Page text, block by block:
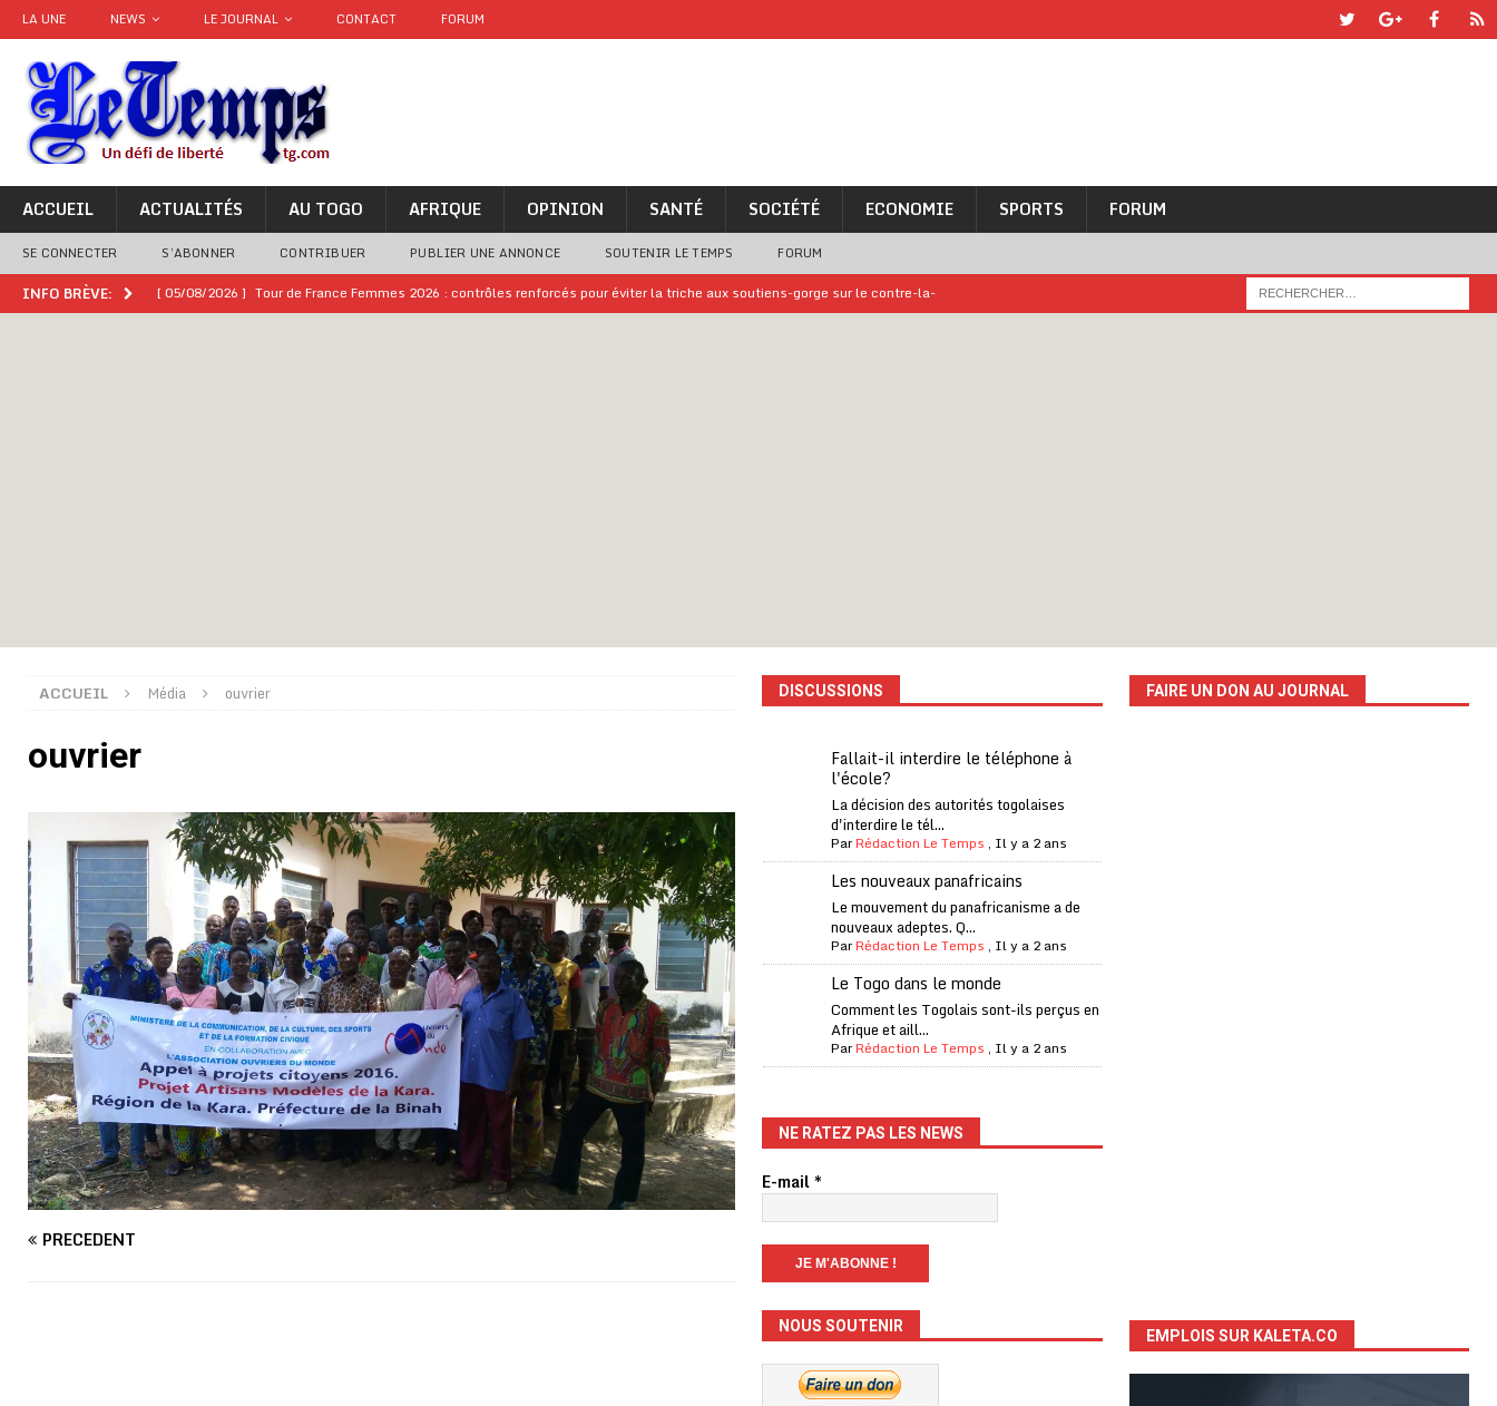
LA UNE NEWS LE JOURNAL CONTACT FORUM
ACCUEIL ACTUALITÉS AU TOGO AFRIQUE OPINION SANTÉ SOCIÉTÉ ECONOMIE SPORTS FORUM
SE CONNECTER S’ABONNER CONTRIBUER PUBLIER UNE ANNONCE SOUTENIR LE TEMPS FORUM
INFO BRÈVE: [ 05/08/2026 ] Tour de France Femmes 2026 : contrôles renforcés pour éviter la triche aux soutiens-gorge sur le contre-la-
Franco Baresi, légendaire défenseur de l’Italie et de l’AC Milan, est mort à 66 ans
A LA UNE
[ 31/07/2026 ] Projet d’investisseurs à la Fifa: l’UEFA menace à «l’unanimité» d’un boycott des Coupes du monde
BUSINESS
[ 30/07/2026 ]
Mali : au moins 19 soldats exécutés, Amnesty International exige une enquête
A LA UNE
[ 05/08/2026 ] Hervé Renard devient sélectionneur des Eléphants de Côte d’Ivoire A LA UNE
ACCUEIL Média ouvrier
ouvrier
PRÉCÉDENT
DISCUSSIONS
Fallait-il interdire le téléphone à
l'école?
La décision des autorités togolaises
d'interdire le tél...
ParRédaction Le Temps , Il y a 2 ans
Les nouveaux panafricains
Le mouvement du panafricanisme a de
nouveaux adeptes. Q...
ParRédaction Le Temps , Il y a 2 ans
Le Togo dans le monde
Comment les Togolais sont-ils perçus en
Afrique et aill...
ParRédaction Le Temps , Il y a 2 ans
NE RATEZ PAS LES NEWS
E-mail*
NOUS SOUTENIR
FAIRE UN DON AU JOURNAL
EMPLOIS SUR KALETA.CO